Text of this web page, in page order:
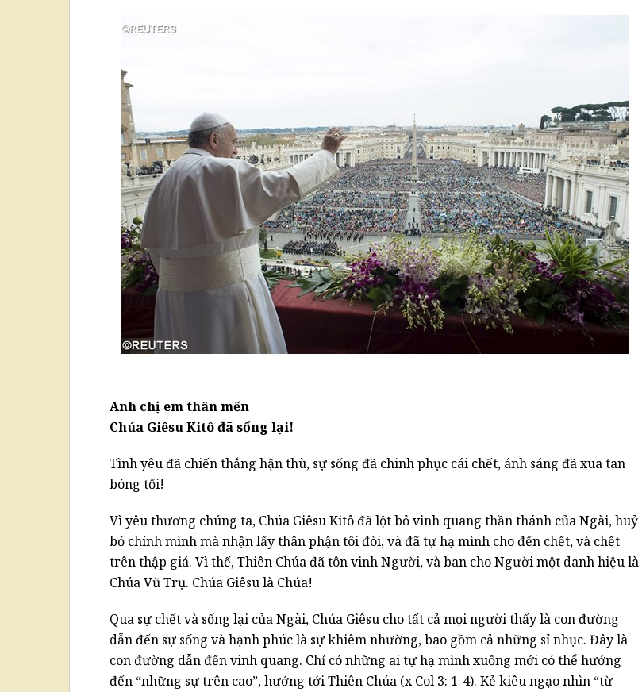
Anh chị em thân mến
Chúa Giêsu Kitô đã sống lại!
Tình yêu đã chiến thắng hận thù, sự sống đã chinh phục cái chết, ánh sáng đã xua tan
bóng tối!
Vì yêu thương chúng ta, Chúa Giêsu Kitô đã lột bỏ vinh quang thần thánh của Ngài, huỷ
bỏ chính mình mà nhận lấy thân phận tôi đòi, và đã tự hạ mình cho đến chết, và chết
trên thập giá. Vì thế, Thiên Chúa đã tôn vinh Người, và ban cho Người một danh hiệu là
Chúa Vũ Trụ. Chúa Giêsu là Chúa!
Qua sự chết và sống lại của Ngài, Chúa Giêsu cho tất cả mọi người thấy là con đường
dẫn đến sự sống và hạnh phúc là sự khiêm nhường, bao gồm cả những sỉ nhục. Đây là
con đường dẫn đến vinh quang. Chỉ có những ai tự hạ mình xuống mới có thể hướng
đến “những sự trên cao”, hướng tới Thiên Chúa (x Col 3: 1-4). Kẻ kiêu ngạo nhìn “từ